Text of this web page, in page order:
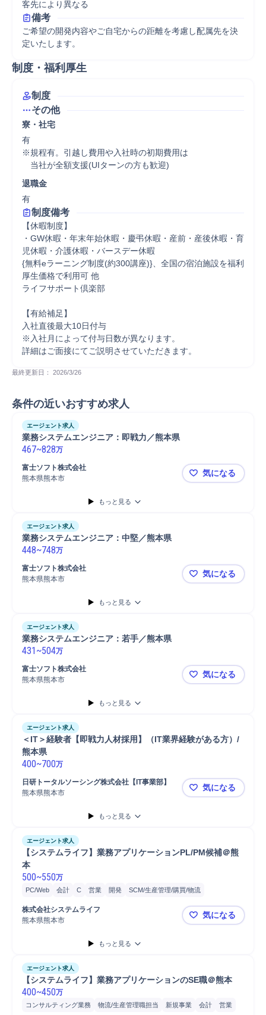
客先により異なる
備考
ご希望の開発内容やご自宅からの距離を考慮し配属先を決
定いたします。
制度・福利厚生
制度
その他
寮・社宅
有
※規程有。引越し費用や入社時の初期費用は
当社が全額支援(UIターンの方も歓迎)
退職金
有
制度備考
【休暇制度】
・GW休暇・年末年始休暇・慶弔休暇・産前・産後休暇・育
児休暇・介護休暇・バースデー休暇
{無料eラーニング制度(約300講座)}、全国の宿泊施設を福利
厚生価格で利用可 他
ライフサポート倶楽部
【有給補足】
入社直後最大10日付与
※入社月によって付与日数が異なります。
詳細はご面接にてご説明させていただきます。
最終更新日： 2026/3/26
条件の近いおすすめ求人
エージェント求人
業務システムエンジニア：即戦力／熊本県
467~828万
富士ソフト株式会社
熊本県熊本市
業務システ
気になる
もっと見る
エージェント求人
業務システムエンジニア：中堅／熊本県
448~748万
富士ソフト株式会社
熊本県熊本市
業務システ
気になる
もっと見る
エージェント求人
業務システムエンジニア：若手／熊本県
431 ~504万
富士ソフト株式会社
熊本県熊本市
業務システ
気になる
もっと見る
エージェント求人
＜IT＞経験者【即戦力人材採用】（IT業界経験がある方）/
熊本県
400~700万
日研トータルソーシング株式会社【IT事業部】
熊本県熊本市
＜IT＞経験
気になる
もっと見る
エージェント求人
【システムライフ】業務アプリケーションPL/PM候補＠熊
本
500~550万
PC/Web 会計 C 営業 開発
SCM/生産管理/購買/物流
プロジェクト
提案
コンサルティング業務
幹部
C# PHP リーダー
マネジメント
株式会社システムライフ
熊本県熊本市
【システム
気になる
もっと見る
エージェント求人
【システムライフ】業務アプリケーションのSE職＠熊本
400~450万
コンサルティング業務 物流/生産管理職担当 新規事業 会計
営業